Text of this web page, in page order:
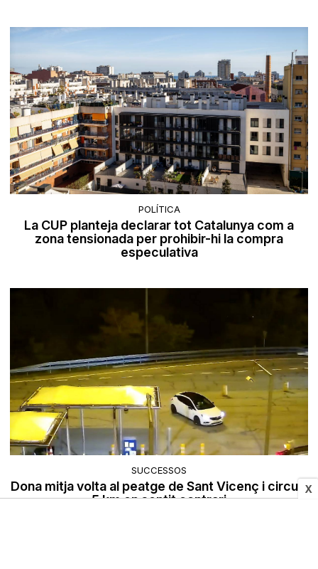
X
POLÍTICA
La CUP planteja declarar tot Catalunya com a
zona tensionada per prohibir-hi la compra
especulativa
SUCCESSOS
Dona mitja volta al peatge de Sant Vicenç i circula
5 km en sentit contrari